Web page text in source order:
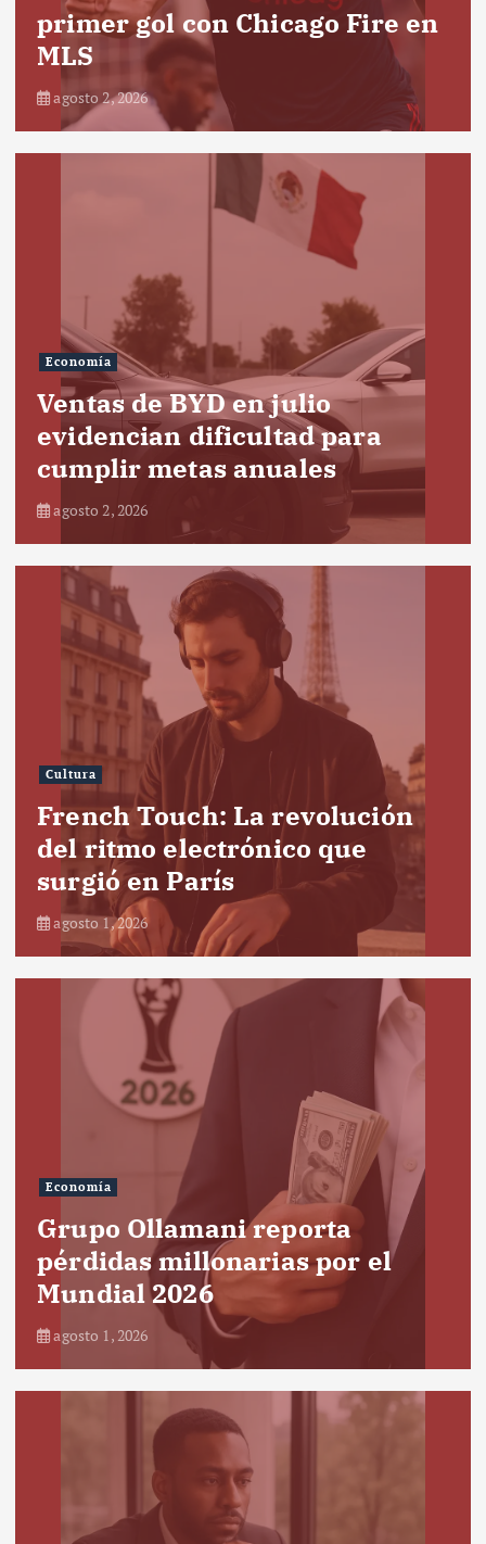
primer gol con Chicago Fire en
MLS
agosto 2, 2026
Economía
Ventas de BYD en julio
evidencian dificultad para
cumplir metas anuales
agosto 2, 2026
Cultura
French Touch: La revolución
del ritmo electrónico que
surgió en París
agosto 1, 2026
Economía
Grupo Ollamani reporta
pérdidas millonarias por el
Mundial 2026
agosto 1, 2026